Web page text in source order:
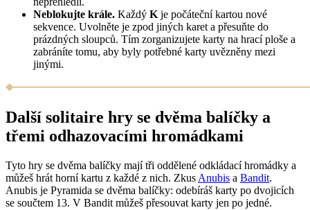
Neblokujte krále. Každý Kje počáteční kartou nové
sekvence. Uvolněte je zpod jiných karet a přesuňte do
prázdných sloupců. Tím zorganizujete karty na hrací ploše a
zabráníte tomu, aby byly potřebné karty uvězněny mezi
jinými.
Další solitaire hry se dvěma balíčky a
třemi odhazovacími hromádkami
Tyto hry se dvěma balíčky mají tři oddělené odkládací hromádky a
můžeš hrát horní kartu z každé z nich. Zkus Anubis a Bandit.
Anubis je Pyramida se dvěma balíčky: odebíráš karty po dvojicích
se součtem 13. V Bandit můžeš přesouvat karty jen po jedné.